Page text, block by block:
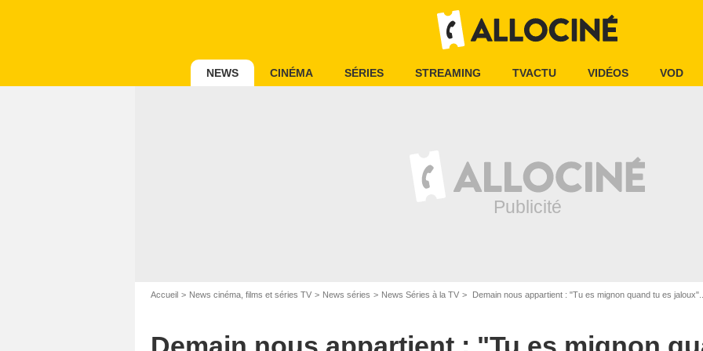
NEWS CINÉMA SÉRIES STREAMING TVACTU VIDÉOS VOD
Accueil News cinéma, films et séries TV News séries News Séries à la TV Demain nous appartient : "Tu es mignon quand tu es